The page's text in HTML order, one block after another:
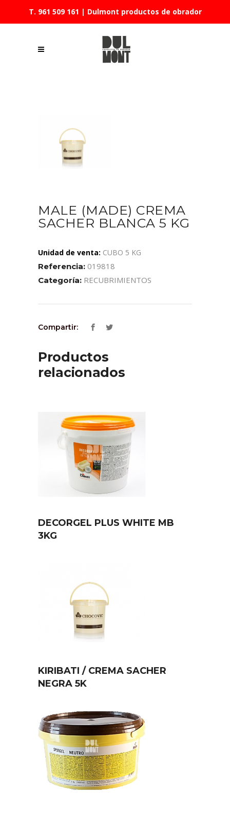
T. 961 509 161 | Dulmont productos de obrador
MALE (MADE) CREMA
SACHER BLANCA 5 KG
Unidad de venta: CUBO 5 KG
Referencia: 019818
Categoría: RECUBRIMIENTOS
Compartir:
Productos
relacionados
DECORGEL PLUS WHITE MB
3KG
KIRIBATI / CREMA SACHER
NEGRA 5K